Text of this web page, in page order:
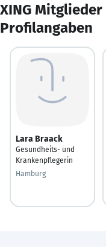
XING
Profilangaben
Lara Braack
Gesundheits- und
Krankenpflegerin
Hamburg